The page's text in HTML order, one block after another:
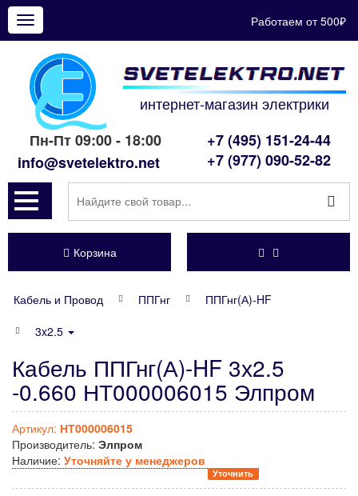
Показать
меню
Работаем от 500₽
интернет-магазин электрики
Пн-Пт 09:00 - 18:00
info@svetelektro.net
+7 (495) 151-24-44
+7 (977) 090-52-82
Корзина
Кабель и Провод ППГнг
ППГнг(А)-HF
3x2.5
Кабель ППГнг(А)-HF 3х2.5
-0.660 НТ000006015 Элпром
Артикул: НТ000006015
Производитель: Элпром
Наличие: Уточняйте у менеджеров
Уточнить